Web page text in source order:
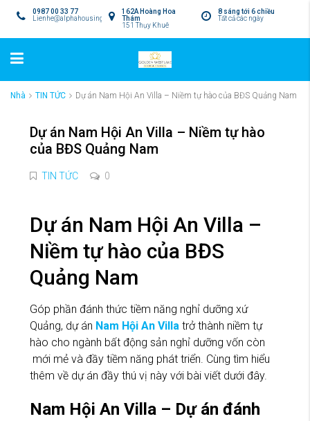
8 sáng tới 6 chiều
Tất cả các ngày
162A Hoàng Hoa
Thám
151 Thụy Khuê
0987 00 33 77
Lienhe@alphahousing.vn
Nhà TIN TỨC Dự án Nam Hội An Villa – Niềm tự hào của BĐS Quảng Nam
Dự án Nam Hội An Villa – Niềm tự hào
của BĐS Quảng Nam
TIN TỨC 0
Dự án Nam Hội An Villa –
Niềm tự hào của BĐS
Quảng Nam
Góp phần đánh thức tiềm năng nghỉ dưỡng xứ
Quảng, dự án Nam Hội An Villa trở thành niềm tự
hào cho ngành bất động sản nghỉ dưỡng vốn còn
mới mẻ và đầy tiềm năng phát triển. Cùng tìm hiểu
thêm về dự án đầy thú vị này với bài viết dưới đây.
Nam Hội An Villa – Dự án đánh